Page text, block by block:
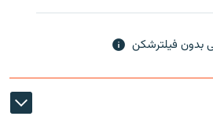
بدون فیلترشکن